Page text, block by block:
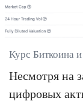
Курс Биткоина
Несмотря на
цифровых